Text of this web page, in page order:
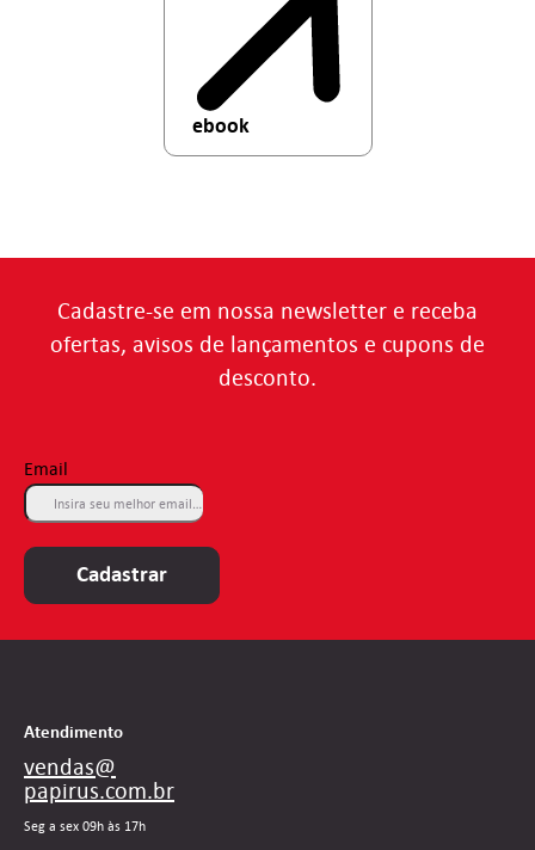
ebook
Cadastre-se em nossa newsletter e receba
ofertas, avisos de lançamentos e cupons de
desconto.
Email
Cadastrar
Atendimento
vendas@
papirus.com.br
Seg a sex 09h às 17h